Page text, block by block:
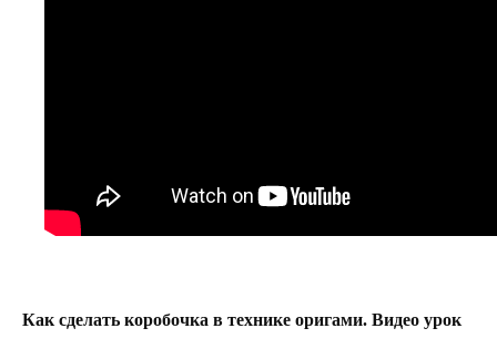
Как сделать коробочка в технике оригами. Видео урок